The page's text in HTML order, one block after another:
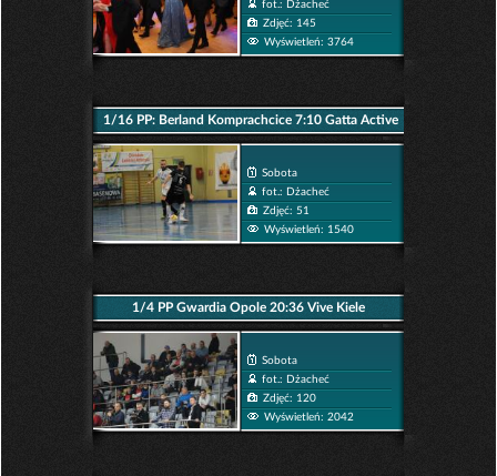
fot.: Dżacheć
Zdjęć: 145
Wyświetleń: 3764
1/16 PP: Berland Komprachcice 7:10 Gatta Active
Zduńska Wola.
Sobota
fot.: Dżacheć
Zdjęć: 51
Wyświetleń: 1540
1/4 PP Gwardia Opole 20:36 Vive Kiele
Sobota
fot.: Dżacheć
Zdjęć: 120
Wyświetleń: 2042